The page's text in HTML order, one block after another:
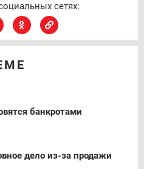
сетях:
банкротами
дело из-за продажи